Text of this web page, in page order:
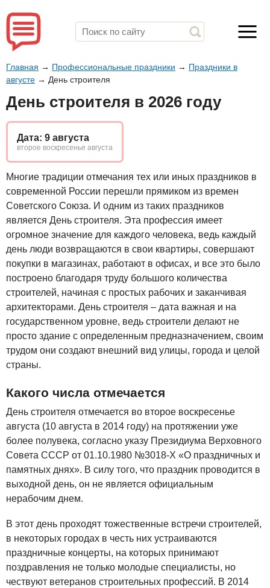
Главная → Профессиональные праздники → Праздники в
августе → День строителя
День строителя в 2026 году
Дата: 9 августа
второе воскресенье августа
Многие традиции отмечания тех или иных праздников в
современной России перешли прямиком из времен
Советского Союза. И одним из таких праздников
является День строителя. Эта профессия имеет
огромное значение для каждого человека, ведь каждый
день люди возвращаются в свои квартиры, совершают
покупки в магазинах, работают в офисах, и все это было
построено благодаря труду большого количества
строителей, начиная с простых рабочих и заканчивая
архитекторами. День строителя – дата важная и на
государственном уровне, ведь строители делают не
просто здание с определенным предназначением, своим
трудом они создают внешний вид улицы, города и целой
страны.
Какого числа отмечается
День строителя отмечается во второе воскресенье
августа (10 августа в 2014 году) на протяжении уже
более полувека, согласно указу Президиума Верховного
Совета СССР от 01.10.1980 №3018-Х «О праздничных и
памятных днях». В силу того, что праздник проводится в
выходной день, он не является официальным
нерабочим днем.
В этот день проходят тожественные встречи строителей,
в некоторых городах в честь них устраиваются
праздничные концерты, на которых принимают
поздравления не только молодые специалисты, но
чествуют ветеранов строительных профессий. В 2014